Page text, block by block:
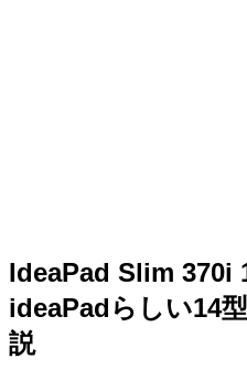
IdeaPad Slim 370i
ideaPadらしい14
説